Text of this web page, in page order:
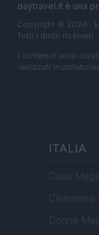
daytravel.it è una
Copyright © 2026 ·
Tutti i diritti riservati
I contenuti sono
realizzati in
ITALIA
Casa
Cineverse
Donne